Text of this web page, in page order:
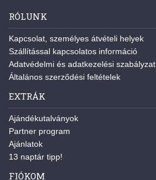
RÓLUNK
Kapcsolat, személyes átvételi helyek
Szállítással kapcsolatos információ
Adatvédelmi és adatkezelési szabályzat
Általános szerződési feltételek
EXTRÁK
Ajándékutalványok
Partner program
Ajánlatok
13 naptár tipp!
FIÓKOM